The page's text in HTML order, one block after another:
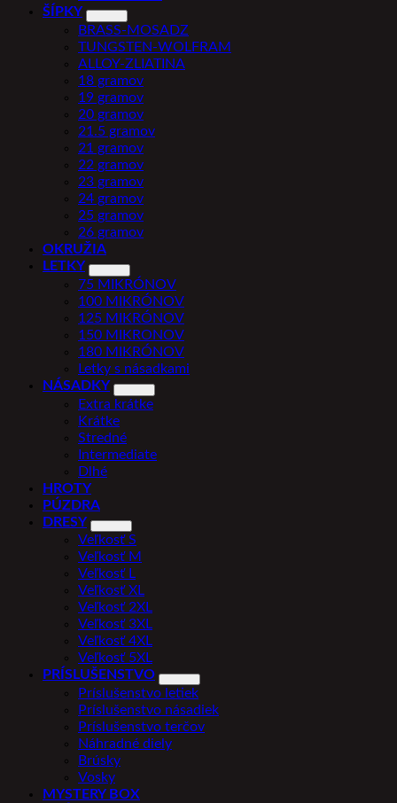
ŠÍPKY
BRASS-MOSADZ
TUNGSTEN-WOLFRAM
ALLOY-ZLIATINA
18 gramov
19 gramov
20 gramov
21.5 gramov
21 gramov
22 gramov
23 gramov
24 gramov
25 gramov
26 gramov
OKRUŽIA
LETKY
75 MIKRÓNOV
100 MIKRÓNOV
125 MIKRÓNOV
150 MIKRONOV
180 MIKRÓNOV
Letky s násadkami
NÁSADKY
Extra krátke
Krátke
Stredné
Intermediate
Dlhé
HROTY
PÚZDRA
DRESY
Veľkosť S
Veľkosť M
Veľkosť L
Veľkosť XL
Veľkosť 2XL
Veľkosť 3XL
Veľkosť 4XL
Veľkosť 5XL
PRÍSLUŠENSTVO
Príslušenstvo letiek
Príslušenstvo násadiek
Príslušenstvo terčov
Náhradné diely
Brúsky
Vosky
MYSTERY BOX